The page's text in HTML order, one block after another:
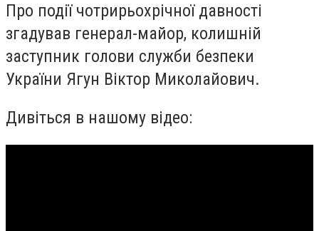
Про події чотрирьохрічної давності
згадував генерал-майор, колишній
заступник голови служби безпеки
України Ягун Віктор Миколайович.
Дивіться в нашому відео: